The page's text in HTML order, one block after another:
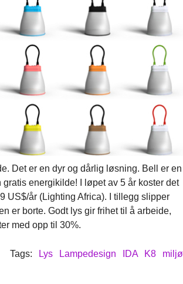
Det er en dyr og dårlig løsning. Bell er en
energikilde! I løpet av 5 år koster det
US$/år (Lighting Africa). I tillegg slipper
er borte. Godt lys gir frihet til å arbeide,
med opp til 30%.
Tags: Lys Lampedesign IDA K8 miljø